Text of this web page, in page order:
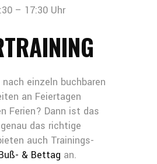
– 17:30 Uhr
einzeln buchbaren
an Feiertagen
Ferien? Dann ist das
das richtige
auch Trainings-
& Bettag an.